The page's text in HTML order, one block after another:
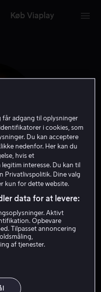
Køb Viaplay
får adgang til oplysninger
i cookies, som
Du kan acceptere
nedenfor. Her kan du
hvis et
interesse. Du kan til
Privatlivspolitik. Dine valg
kun for dette website.
data for at levere:
Aktivt
Opbevare
Tilpasset annoncering
af tjenester.